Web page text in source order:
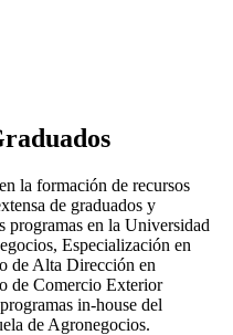
la formación de recursos
de graduados y
programas en la Universidad
Especialización en
de Alta Dirección en
de Comercio Exterior
in-house del
de Agronegocios.